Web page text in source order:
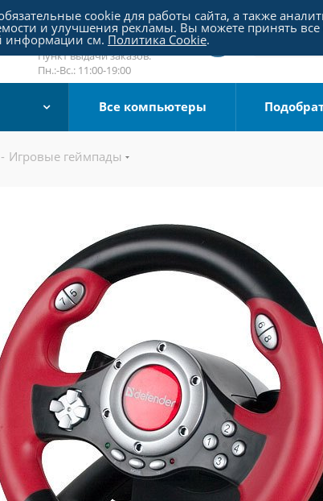
Пятницкое шоссе 18, пав. 267
email:sale@pc-arena.ru
Пн.:-Вс.: 10:00-20:00
Пункт выдачи заказов:
Пн.:-Вс.: 11:00-19:00
Все компьютеры
- Игровые геймпады
cookie для работы сайта, а также
и улучшения рекламы. Вы можете принять
информации см. Политика Cookie.